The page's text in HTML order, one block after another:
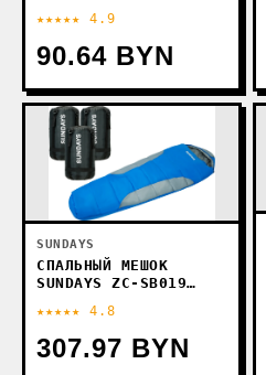
★★★★★ 4.9
90.64 BYN
SUNDAYS
СПАЛЬНЫЙ МЕШОК
SUNDAYS ZC-SB019
СИНИЙ)
★★★★★ 4.8
307.97 BYN